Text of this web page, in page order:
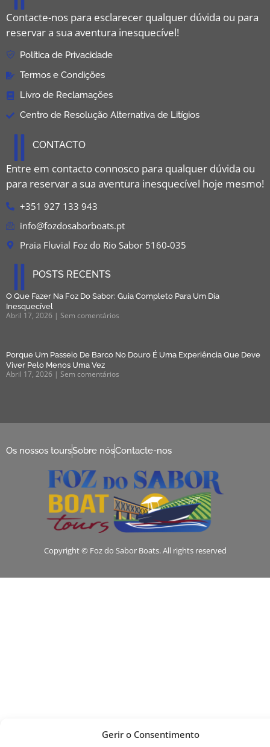
Gerir o Consentimento
Contacte-nos para esclarecer qualquer dúvida ou para
reservar a sua aventura inesquecível!
Política de Privacidade
Termos e Condições
Livro de Reclamações
Centro de Resolução Alternativa de Litígios
CONTACTO
Entre em contacto connosco para qualquer dúvida ou
para reservar a sua aventura inesquecível hoje mesmo!
+351 927 133 943
info@fozdosaborboats.pt
Praia Fluvial Foz do Rio Sabor 5160-035
POSTS RECENTS
O Que Fazer Na Foz Do Sabor: Guia Completo Para Um Dia
Inesquecível
Abril 17, 2026 Sem comentários
Porque Um Passeio De Barco No Douro É Uma Experiência Que Deve
Viver Pelo Menos Uma Vez
Abril 17, 2026 Sem comentários
Os nossos toursSobre nósContacte-nos
Copyright © Foz do Sabor Boats. All rights reserved